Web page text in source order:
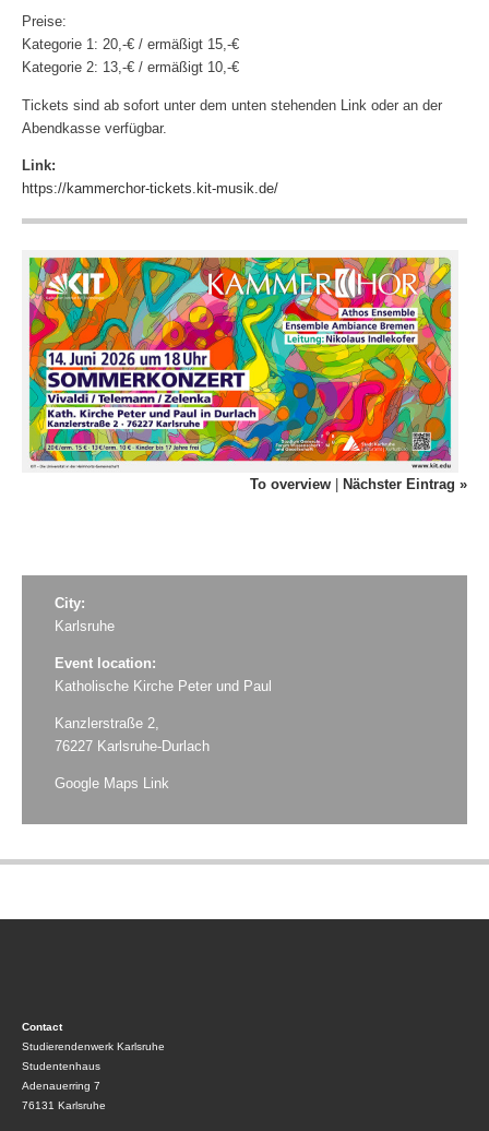
Preise:
Kategorie 1: 20,-€ / ermäßigt 15,-€
Kategorie 2: 13,-€ / ermäßigt 10,-€
Tickets sind ab sofort unter dem unten stehenden Link oder an der
Abendkasse verfügbar.
Link:
https://kammerchor-tickets.kit-musik.de/
To overview | Nächster Eintrag »
City:
Karlsruhe
Event location:
Katholische Kirche Peter und Paul
Kanzlerstraße 2,
76227 Karlsruhe-Durlach
Google Maps Link
Contact
Studierendenwerk Karlsruhe
Studentenhaus
Adenauerring 7
76131 Karlsruhe